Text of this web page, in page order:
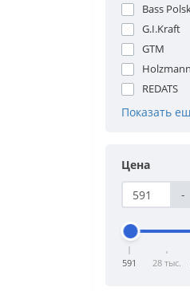
Bass
G.I.Kraft
GTM
Holzmann
REDATS
Показать
Цена
-
591 28 тыс.